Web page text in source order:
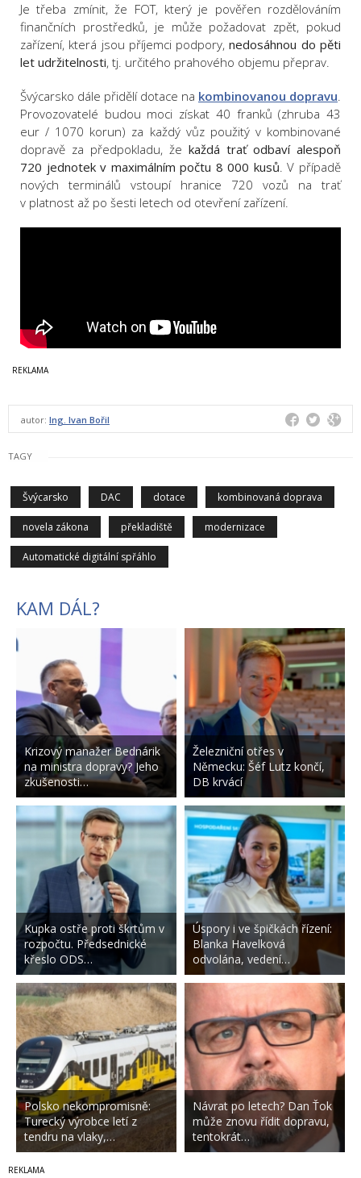
Je třeba zmínit, že FOT, který je pověřen rozdělováním
finančních prostředků, je může požadovat zpět, pokud
zařízení, která jsou příjemci podpory,nedosáhnou do pěti
let udržitelnosti, tj. určitého prahového objemu přeprav.
Švýcarsko dále přidělí dotace na kombinovanou dopravu.
Provozovatelé budou moci získat 40 franků (zhruba 43
eur / 1070 korun) za každý vůz použitý v kombinované
dopravě za předpokladu, že každá trať odbaví alespoň
720 jednotek v maximálním počtu 8 000 kusů. V případě
nových terminálů vstoupí hranice 720 vozů na trať
v platnost až po šesti letech od otevření zařízení.
autor: Ing. Ivan Bořil
TAGY
Švýcarsko DAC dotace kombinovaná doprava
novela zákona překladiště modernizace
Automatické digitální spřáhlo
KAM DÁL?
Krizový manažer Bednárik
na ministra dopravy? Jeho
zkušenosti…
Kupka ostře proti škrtům v
rozpočtu. Předsednické
křeslo ODS…
Polsko nekompromisně:
Turecký výrobce letí z
tendru na vlaky,…
Železniční otřes v
Německu: Šéf Lutz končí,
DB krvácí
Úspory i ve špičkách řízení:
Blanka Havelková
odvolána, vedení…
Návrat po letech? Dan Ťok
může znovu řídit dopravu,
tentokrát…